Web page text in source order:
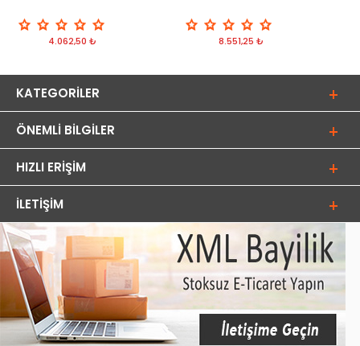
4.062,50 ₺ 8.551,25 ₺
KATEGORILER
ÖNEMLI BILGILER
HIZLI ERIŞIM
İLETIŞIM